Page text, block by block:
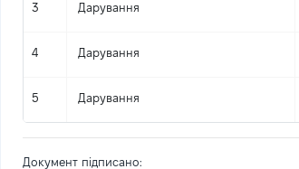
3 Дарування
4 Дарування
5 Дарування
Документ підписано: